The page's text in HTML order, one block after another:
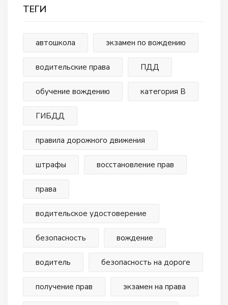
ТЕГИ
автошкола экзамен по вождению
водительские права ПДД
обучение вождению категория В
ГИБДД
правила дорожного движения
штрафы восстановление прав
права
водительское удостоверение
безопасность вождение
водитель безопасность на дороге
получение прав экзамен на права